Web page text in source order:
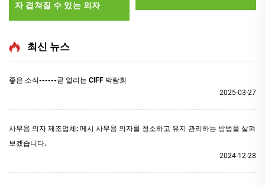
자 겹쳐질 수 있는 의자
최신 뉴스
좋은 소식------곧 열리는 ClFF 박람회
2025-03-27
사무용 의자 제조업체: 메시 사무용 의자를 청소하고 유지 관리하는 방법을 살펴
보겠습니다.
2024-12-28